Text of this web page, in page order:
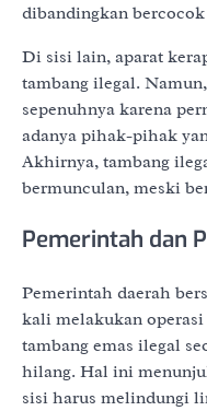
dibandingkan
Di sisi lain, aparat
tambang ilegal.
sepenuhnya karena
adanya pihak-pihak
Akhirnya, tambang
bermunculan, meski
Pemerintah dan
Pemerintah daerah
kali melakukan
tambang emas ilegal
hilang. Hal ini
sisi harus melindungi